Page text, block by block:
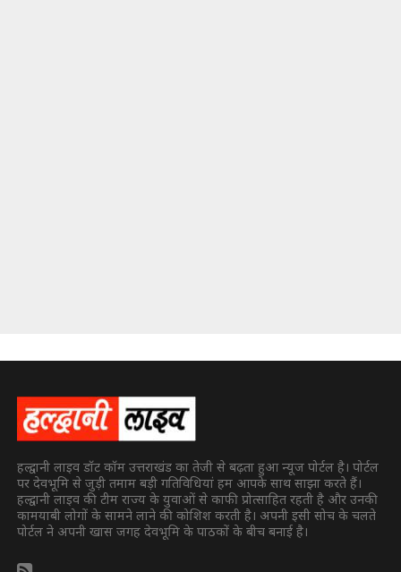
हल्द्वानी लाइव डॉट कॉम उत्तराखंड का तेजी से बढ़ता हुआ न्यूज पोर्टल है। पोर्टल
पर देवभूमि से जुड़ी तमाम बड़ी गतिविधियां हम आपके साथ साझा करते हैं।
हल्द्वानी लाइव की टीम राज्य के युवाओं से काफी प्रोत्साहित रहती है और उनकी
कामयाबी लोगों के सामने लाने की कोशिश करती है। अपनी इसी सोच के चलते
पोर्टल ने अपनी खास जगह देवभूमि के पाठकों के बीच बनाई है।